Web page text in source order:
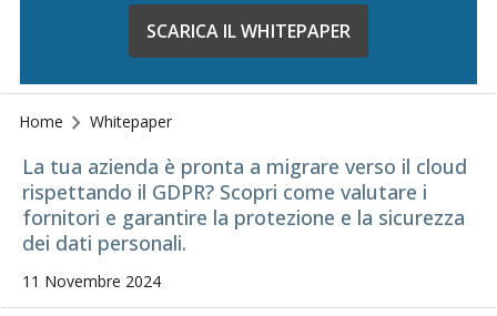
SCARICA IL WHITEPAPER
Home Whitepaper
La tua azienda è pronta a migrare verso il cloud
rispettando il GDPR? Scopri come valutare i
fornitori e garantire la protezione e la sicurezza
dei dati personali.
11 Novembre 2024